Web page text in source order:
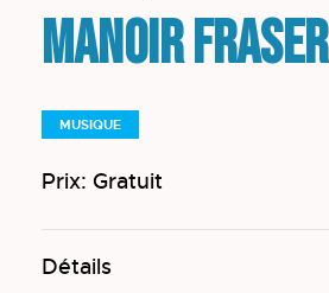
Manoir Fraser
MUSIQUE
Prix: Gratuit
Détails